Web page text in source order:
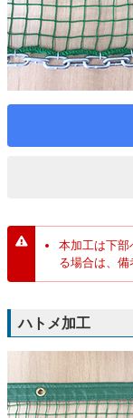
本加工は下部
る場合は、備
ハトメ加工